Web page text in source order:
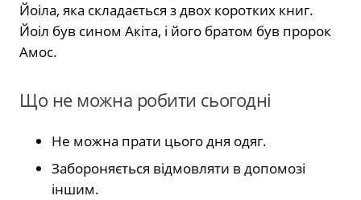
Йоіла, яка складається з двох коротких книг.
Йоіл був сином Акіта, і його братом був пророк
Амос.
Що не можна робити сьогодні
Не можна прати цього дня одяг.
Забороняється відмовляти в допомозі
іншим.